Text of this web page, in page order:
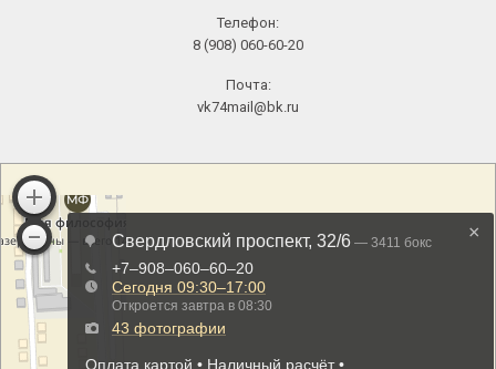
Телефон:
8 (908) 060-60-20
Почта:
vk74mail@bk.ru